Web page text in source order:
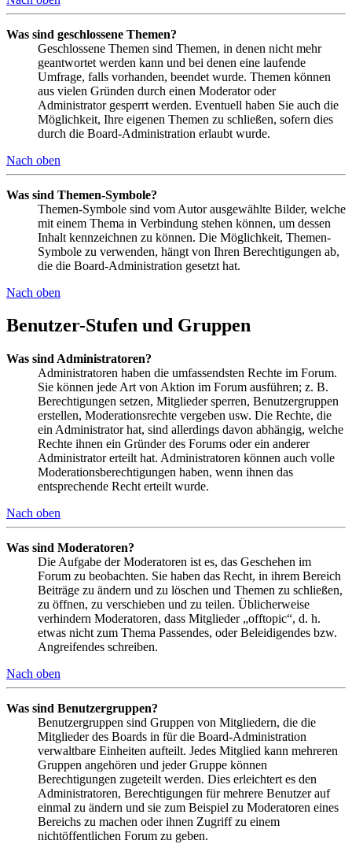
Was sind geschlossene Themen?
Geschlossene Themen sind Themen, in denen nicht mehr
geantwortet werden kann und bei denen eine laufende
Umfrage, falls vorhanden, beendet wurde. Themen können
aus vielen Gründen durch einen Moderator oder
Administrator gesperrt werden. Eventuell haben Sie auch die
Möglichkeit, Ihre eigenen Themen zu schließen, sofern dies
durch die Board-Administration erlaubt wurde.
Nach oben
Was sind Themen-Symbole?
Themen-Symbole sind vom Autor ausgewählte Bilder, welche
mit einem Thema in Verbindung stehen können, um dessen
Inhalt kennzeichnen zu können. Die Möglichkeit, Themen-
Symbole zu verwenden, hängt von Ihren Berechtigungen ab,
die die Board-Administration gesetzt hat.
Nach oben
Benutzer-Stufen und Gruppen
Was sind Administratoren?
Administratoren haben die umfassendsten Rechte im Forum.
Sie können jede Art von Aktion im Forum ausführen; z. B.
Berechtigungen setzen, Mitglieder sperren, Benutzergruppen
erstellen, Moderationsrechte vergeben usw. Die Rechte, die
ein Administrator hat, sind allerdings davon abhängig, welche
Rechte ihnen ein Gründer des Forums oder ein anderer
Administrator erteilt hat. Administratoren können auch volle
Moderationsberechtigungen haben, wenn ihnen das
entsprechende Recht erteilt wurde.
Nach oben
Was sind Moderatoren?
Die Aufgabe der Moderatoren ist es, das Geschehen im
Forum zu beobachten. Sie haben das Recht, in ihrem Bereich
Beiträge zu ändern und zu löschen und Themen zu schließen,
zu öffnen, zu verschieben und zu teilen. Üblicherweise
verhindern Moderatoren, dass Mitglieder „offtopic“, d. h.
etwas nicht zum Thema Passendes, oder Beleidigendes bzw.
Angreifendes schreiben.
Nach oben
Was sind Benutzergruppen?
Benutzergruppen sind Gruppen von Mitgliedern, die die
Mitglieder des Boards in für die Board-Administration
verwaltbare Einheiten aufteilt. Jedes Mitglied kann mehreren
Gruppen angehören und jeder Gruppe können
Berechtigungen zugeteilt werden. Dies erleichtert es den
Administratoren, Berechtigungen für mehrere Benutzer auf
einmal zu ändern und sie zum Beispiel zu Moderatoren eines
Bereichs zu machen oder ihnen Zugriff zu einem
nichtöffentlichen Forum zu geben.